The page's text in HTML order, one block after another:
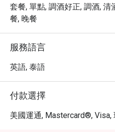
即可享有最高 5 折的餐飲優
難忘的鐵板燒盛宴。
套餐, 單點, 調酒好正, 調酒, 清
餐, 晚餐
服務語言
英語, 泰語
付款選擇
美國運通, Mastercard®, Visa,